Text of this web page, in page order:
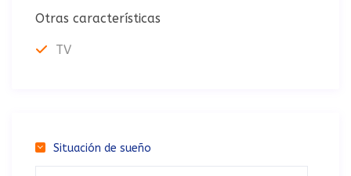
Otras características
TV
Situación de sueño